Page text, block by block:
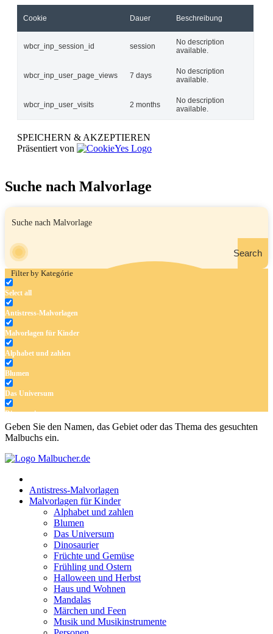
Cookie Dauer Beschreibung
wbcr_inp_session_id session
No description
available.
wbcr_inp_user_page_views 7 days
No description
available.
wbcr_inp_user_visits 2 months
No description
available.
SPEICHERN & AKZEPTIEREN
Präsentiert von
Suche nach Malvorlage
Search
Filter by Kategórie
Select all
Antistress-Malvorlagen
Malvorlagen für Kinder
Alphabet und zahlen
Blumen
Das Universum
Dinosaurier
Früchte und Gemüse
Frühling und Ostern
Haus und Wohnen
Märchen und Feen
Musik und Musikinstrumente
Sommer und Feiertage
Geben Sie den Namen, das Gebiet oder das Thema des gesuchten
Malbuchs ein.
Antistress-Malvorlagen
Malvorlagen für Kinder
Alphabet und zahlen
Blumen
Das Universum
Dinosaurier
Früchte und Gemüse
Frühling und Ostern
Halloween und Herbst
Haus und Wohnen
Mandalas
Märchen und Feen
Musik und Musikinstrumente